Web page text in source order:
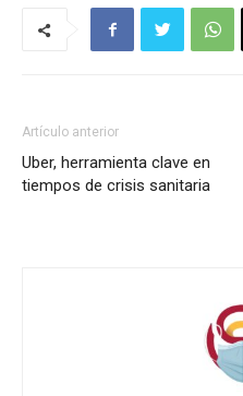
Artículo anterior
Uber, herramienta clave en
tiempos de crisis sanitaria